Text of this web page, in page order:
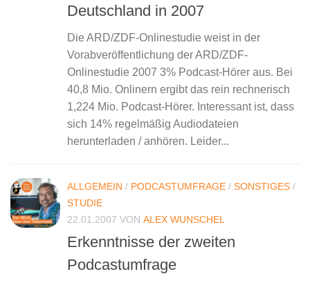
Deutschland in 2007
Die ARD/ZDF-Onlinestudie weist in der
Vorabveröffentlichung der ARD/ZDF-
Onlinestudie 2007 3% Podcast-Hörer aus. Bei
40,8 Mio. Onlinern ergibt das rein rechnerisch
1,224 Mio. Podcast-Hörer. Interessant ist, dass
sich 14% regelmäßig Audiodateien
herunterladen / anhören. Leider...
ALLGEMEIN / PODCASTUMFRAGE / SONSTIGES /
STUDIE
22.01.2007 VON ALEX WUNSCHEL
Erkenntnisse der zweiten
Podcastumfrage